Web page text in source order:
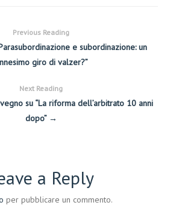
Previous Reading
e subordinazione: un
giro di valzer?”
Next Reading
su “La riforma dell’arbitrato 10 anni
dopo” →
a Reply
per pubblicare un commento.